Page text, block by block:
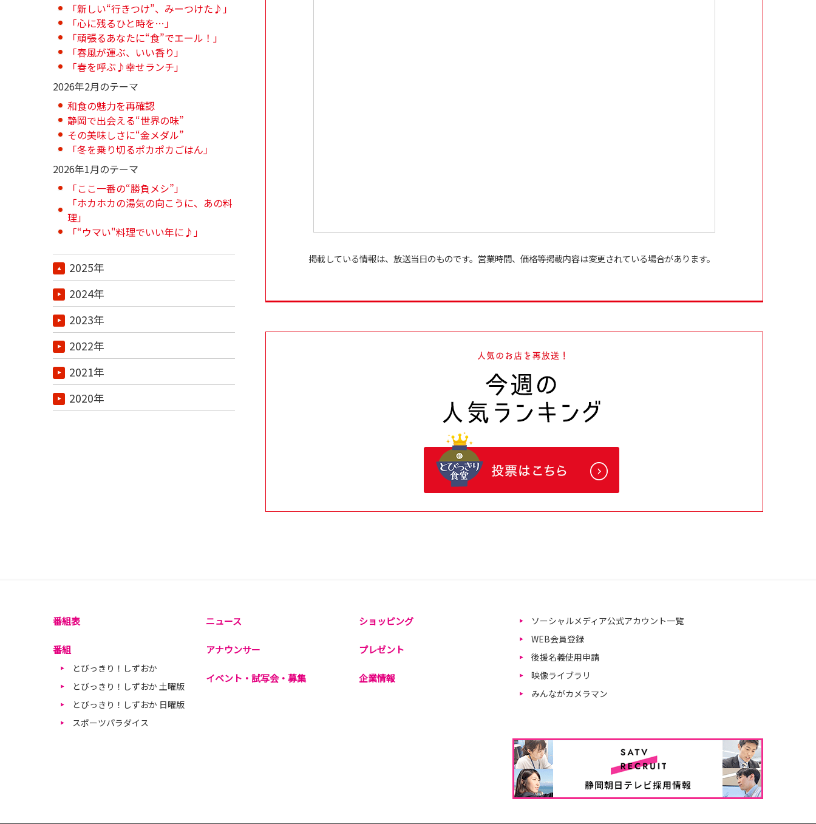
掲載している情報は、放送当日のものです。営業時間、価格等掲載内容は変更されている場合があります。
「新しい“行きつけ”、みーつけた♪」
「心に残るひと時を…」
「頑張るあなたに“食”でエール！」
「春風が運ぶ、いい香り」
「春を呼ぶ♪幸せランチ」
2026年2月のテーマ
和食の魅力を再確認
静岡で出会える“世界の味”
その美味しさに“金メダル”
「冬を乗り切るポカポカごはん」
2026年1月のテーマ
「ここ一番の“勝負メシ”」
「ホカホカの湯気の向こうに、あの料
理」
「“ウマい"料理でいい年に♪」
2025年
2024年
2023年
2022年
2021年
2020年
番組表
番組
とびっきり！しずおか
とびっきり！しずおか 土曜版
とびっきり！しずおか 日曜版
スポーツパラダイス
ニュース
アナウンサー
イベント・試写会・募集
ショッピング
プレゼント
企業情報
ソーシャルメディア公式アカウント一覧
WEB会員登録
後援名義使用申請
映像ライブラリ
みんながカメラマン